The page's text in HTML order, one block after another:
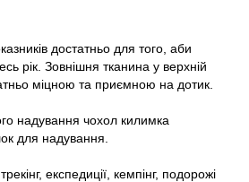
достатньо для того, аби
рік. Зовнішня тканина у верхній
міцною та приємною на дотик.
надування чохол килимка
для надування.
експедиції, кемпінг, подорожі